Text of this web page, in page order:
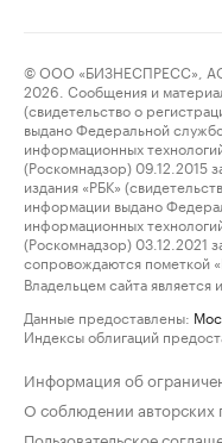
© ООО «БИЗНЕСПРЕСС»,
2026. Сообщения и
(свидетельство о
выдано Федеральной
информационных
(Роскомнадзор)
издания «РБК»
информации выдано
информационных
(Роскомнадзор)
сопровождаются пометкой
Владельцем сайта является
Данные предоставлены:
Индексы облигаций
Информация об
О соблюдении авторских